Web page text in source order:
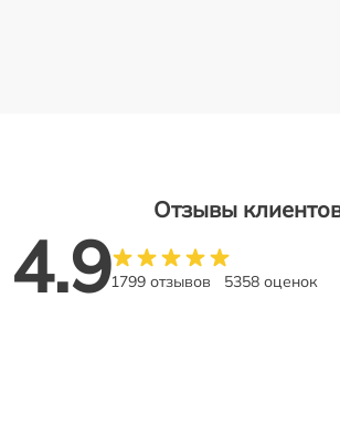
Отзывы
4.91799 отзывов 5358 оценок